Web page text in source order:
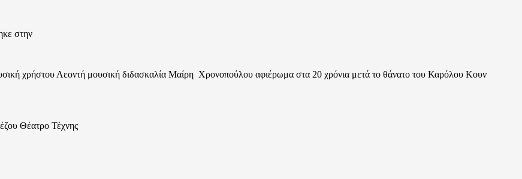
στην
χρήστου Λεοντή μουσική διδασκαλία Μαίρη Χρονοπούλου αφιέρωμα στα 20 χρόνια μετά το θάνατο του Καρόλου Κουν
Θέατρο Τέχνης